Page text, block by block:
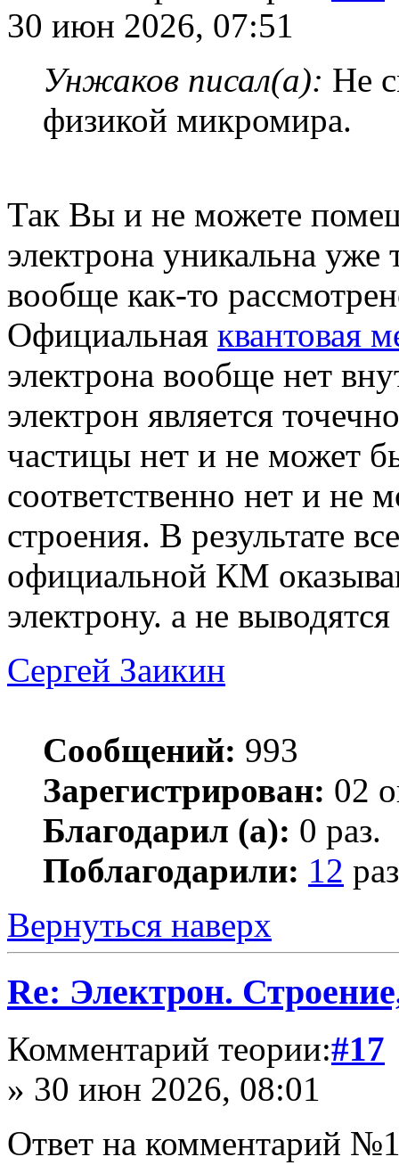
30 июн 2026, 07:51
Унжаков писал(а): Не
физикой микромира.
Так Вы и не можете
электрона уникальна уже
вообще как-то
Официальная квантовая
электрона вообще нет
электрон является
частицы нет и не может
соответственно нет и не
строения. В результате
официальной КМ
электрону. а не
Сергей Заикин
Сообщений: 993
Зарегистрирован: 02
Благодарил (а): 0 раз.
Поблагодарили: 12
Вернуться наверх
Re: Электрон.
Комментарий теории:#17
» 30 июн 2026, 08:01
Ответ на комментарий